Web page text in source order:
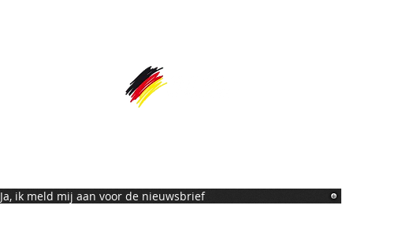
Ja, ik meld mij aan voor de nieuwsbrief